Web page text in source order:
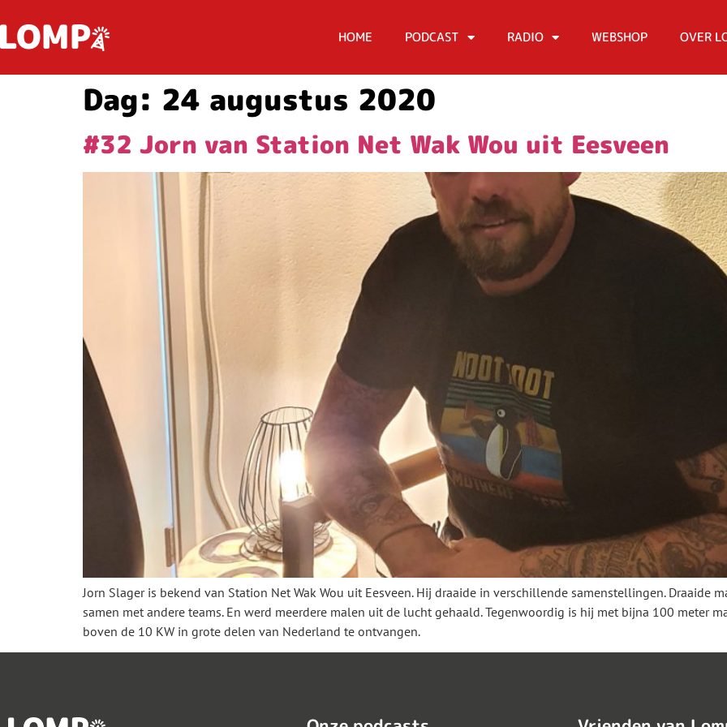
HOME PODCAST RADIO WEBSHOP OVER
Dag: 24 augustus 2020
#32 Jorn van Station Net Wak Wou uit Eesveen
Jorn Slager is bekend van Station Net Wak Wou uit Eesveen. Hij draaide in verschillende samenstellingen. Draaide
samen met andere teams. En werd meerdere malen uit de lucht gehaald. Tegenwoordig is hij met bijna 100 meter
boven de 10 KW in grote delen van Nederland te ontvangen.